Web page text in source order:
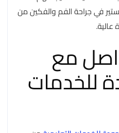
في جراحة الفم والفكين من
مع
للخدمات